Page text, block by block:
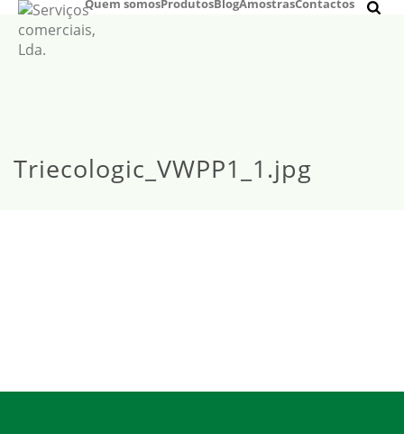
Quem somosProdutosBlogAmostrasContactos
Triecologic_VWPP1_1.jpg